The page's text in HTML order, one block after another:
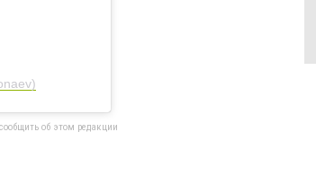
об этом редакции